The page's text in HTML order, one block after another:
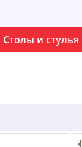
Столы и стулья